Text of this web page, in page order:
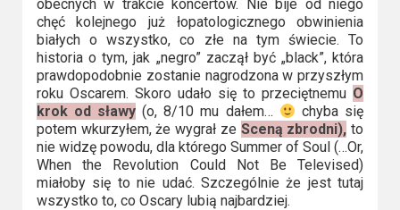
obecnych w trakcie koncertów. Nie bije od niego
chęć kolejnego już łopatologicznego obwinienia
białych o wszystko, co złe na tym świecie. To
historia o tym, jak „negro” zaczął być „black”, która
prawdopodobnie zostanie nagrodzona w przyszłym
roku Oscarem. Skoro udało się to przeciętnemu O
krok od sławy (o, 8/10 mu dałem…
chyba się
potem wkurzyłem, że wygrał ze Sceną zbrodni), to
nie widzę powodu, dla którego Summer of Soul (…Or,
When the Revolution Could Not Be Televised)
miałoby się to nie udać. Szczególnie że jest tutaj
wszystko to, co Oscary lubią najbardziej.